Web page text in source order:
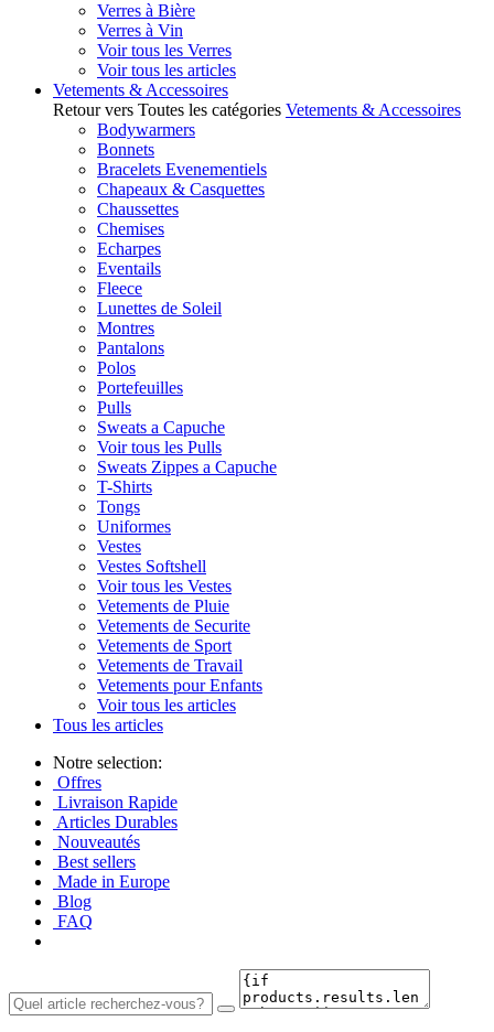
Verres à Bière
Verres à Vin
Voir tous les Verres
Voir tous les articles
Vetements & Accessoires
Retour vers Toutes les catégories Vetements & Accessoires
Bodywarmers
Bonnets
Bracelets Evenementiels
Chapeaux & Casquettes
Chaussettes
Chemises
Echarpes
Eventails
Fleece
Lunettes de Soleil
Montres
Pantalons
Polos
Portefeuilles
Pulls
Sweats a Capuche
Voir tous les Pulls
Sweats Zippes a Capuche
T-Shirts
Tongs
Uniformes
Vestes
Vestes Softshell
Voir tous les Vestes
Vetements de Pluie
Vetements de Securite
Vetements de Sport
Vetements de Travail
Vetements pour Enfants
Voir tous les articles
Tous les articles
Notre selection:
Offres
Livraison Rapide
Articles Durables
Nouveautés
Best sellers
Made in Europe
Blog
FAQ